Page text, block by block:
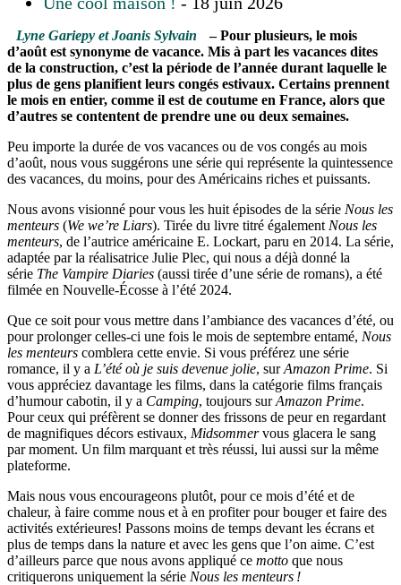
Lyne Gariepy et Joanis Sylvain
– Pour plusieurs, le mois
d’août est synonyme de vacance. Mis à part les vacances dites
de la construction, c’est la période de l’année durant laquelle le
plus de gens planifient leurs congés estivaux. Certains prennent
le mois en entier, comme il est de coutume en France, alors que
d’autres se contentent de prendre une ou deux semaines.
Peu importe la durée de vos vacances ou de vos congés au mois
d’août, nous vous suggérons une série qui représente la quintessence
des vacances, du moins, pour des Américains riches et puissants.
Nous avons visionné pour vous les huit épisodes de la série Nous les
menteurs (We we’re Liars). Tirée du livre titré également Nous les
menteurs, de l’autrice américaine E. Lockart, paru en 2014. La série,
adaptée par la réalisatrice Julie Plec, qui nous a déjà donné la
série The Vampire Diaries (aussi tirée d’une série de romans), a été
filmée en Nouvelle-Écosse à l’été 2024.
Que ce soit pour vous mettre dans l’ambiance des vacances d’été, ou
pour prolonger celles-ci une fois le mois de septembre entamé, Nous
les menteurs comblera cette envie. Si vous préférez une série
romance, il y a L’été où je suis devenue jolie, surAmazon Prime. Si
vous appréciez davantage les films, dans la catégorie films français
d’humour cabotin, il y a Camping, toujours surAmazon Prime.
Pour ceux qui préfèrent se donner des frissons de peur en regardant
de magnifiques décors estivaux, Midsommervous glacera le sang
par moment. Un film marquant et très réussi, lui aussi sur la même
plateforme.
Mais nous vous encourageons plutôt, pour ce mois d’été et de
chaleur, à faire comme nous et à en profiter pour bouger et faire des
activités extérieures! Passons moins de temps devant les écrans et
plus de temps dans la nature et avec les gens que l’on aime. C’est
d’ailleurs parce que nous avons appliqué ce motto que nous
critiquerons uniquement la série Nous les menteurs !